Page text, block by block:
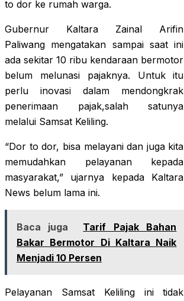
to dor ke rumah warga.
Gubernur Kaltara Zainal Arifin
Paliwang mengatakan sampai saat ini
ada sekitar 10 ribu kendaraan bermotor
belum melunasi pajaknya. Untuk itu
perlu inovasi dalam mendongkrak
penerimaan pajak,salah satunya
melalui Samsat Keliling.
“Dor to dor, bisa melayani dan juga kita
memudahkan pelayanan kepada
masyarakat,” ujarnya kepada Kaltara
News belum lama ini.
Baca juga
Tarif Pajak Bahan
Bakar Bermotor Di Kaltara Naik
Menjadi 10 Persen
Pelayanan Samsat Keliling ini tidak